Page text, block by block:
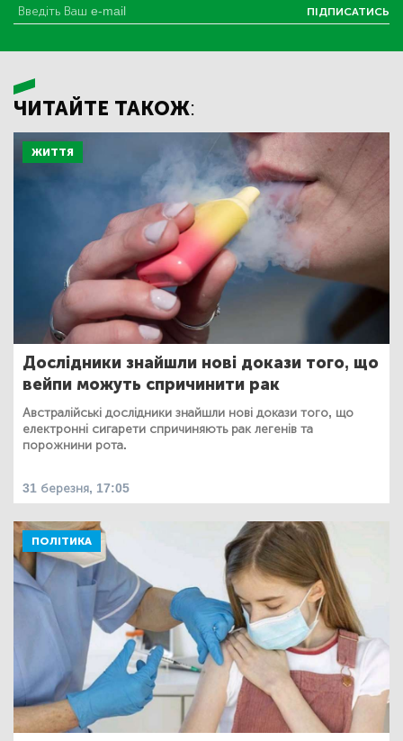
ПІДПИСАТИСЬ
ЧИТАЙТЕ ТАКОЖ:
ЖИТТЯ
Дослідники знайшли нові докази того, що
вейпи можуть спричинити рак
Австралійські дослідники знайшли нові докази того, що
електронні сигарети спричиняють рак легенів та
порожнини рота.
31 березня, 17:05
ПОЛІТИКА